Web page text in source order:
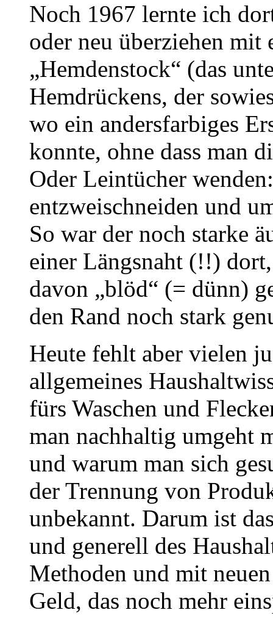
Noch 1967 lernte ich
oder neu überziehen mit
„Hemdenstock“ (das
Hemdrückens, der
wo ein andersfarbiges
konnte, ohne dass man
Oder Leintücher
entzweischneiden und
So war der noch starke
einer Längsnaht (!!)
davon „blöd“ (= dünn)
den Rand noch stark
Heute fehlt aber vielen
allgemeines
fürs Waschen und
man nachhaltig umgeht
und warum man sich
der Trennung von
unbekannt. Darum ist
und generell des
Methoden und mit
Geld, das noch mehr